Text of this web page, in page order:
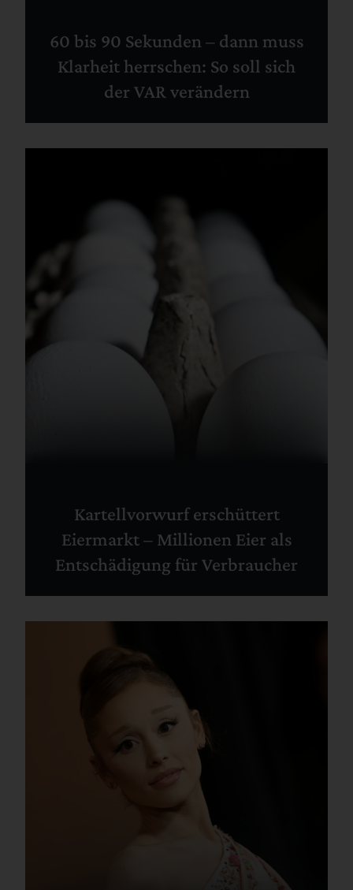
60 bis 90 Sekunden – dann muss
Klarheit herrschen: So soll sich
der VAR verändern
Kartellvorwurf erschüttert
Eiermarkt – Millionen Eier als
Entschädigung für Verbraucher